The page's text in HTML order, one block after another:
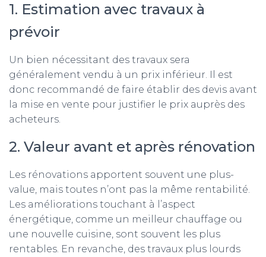
1. Estimation avec travaux à
prévoir
Un bien nécessitant des travaux sera
généralement vendu à un prix inférieur. Il est
donc recommandé de faire établir des devis avant
la mise en vente pour justifier le prix auprès des
acheteurs.
2. Valeur avant et après rénovation
Les rénovations apportent souvent une plus-
value, mais toutes n’ont pas la même rentabilité.
Les améliorations touchant à l’aspect
énergétique, comme un meilleur chauffage ou
une nouvelle cuisine, sont souvent les plus
rentables. En revanche, des travaux plus lourds